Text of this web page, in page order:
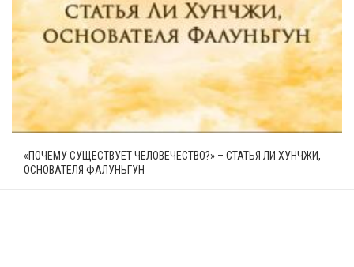
«ПОЧЕМУ СУЩЕСТВУЕТ ЧЕЛОВЕЧЕСТВО?» – СТАТЬЯ ЛИ ХУНЧЖИ,
ОСНОВАТЕЛЯ ФАЛУНЬГУН